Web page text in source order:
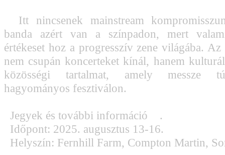
Itt nincsenek mainstream
banda azért van a színpadon, mert
értékeset hoz a progresszív zene világába. Az
nem csupán koncerteket kínál, hanem
közösségi tartalmat, amely messze
hagyományos fesztiválon.
Jegyek és további információ
.
Időpont: 2025. augusztus 13-16.
Helyszín: Fernhill Farm, Compton Martin,